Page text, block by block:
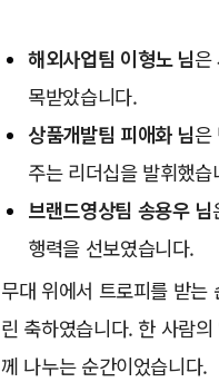
해외사업팀 이형노 님은
목받았습니다.
상품개발팀 피애화 님은
주는 리더십을 발휘했습
브랜드영상팀 송용우 님
행력을 선보였습니다.
무대 위에서 트로피를 받는
린 축하였습니다. 한 사람
께 나누는 순간이었습니다.